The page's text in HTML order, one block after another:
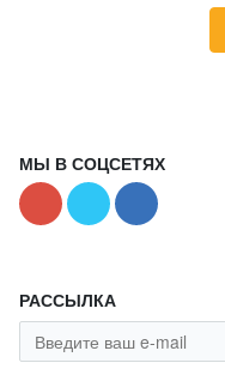
МЫ В СОЦСЕТЯХ
РАССЫЛКА